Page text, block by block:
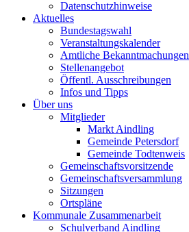
Datenschutzhinweise
Aktuelles
Bundestagswahl
Veranstaltungskalender
Amtliche Bekanntmachungen
Stellenangebot
Öffentl. Ausschreibungen
Infos und Tipps
Über uns
Mitglieder
Markt Aindling
Gemeinde Petersdorf
Gemeinde Todtenweis
Gemeinschaftsvorsitzende
Gemeinschaftsversammlung
Sitzungen
Ortspläne
Kommunale Zusammenarbeit
Schulverband Aindling